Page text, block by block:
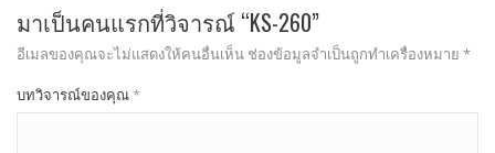
มาเป็นคนแรกที่วิจารณ์ “KS-260”
อีเมลของคุณจะไม่แสดงให้คนอื่นเห็น ช่องข้อมูลจำเป็นถูกทำเครื่องหมาย *
บทวิจารณ์ของคุณ*